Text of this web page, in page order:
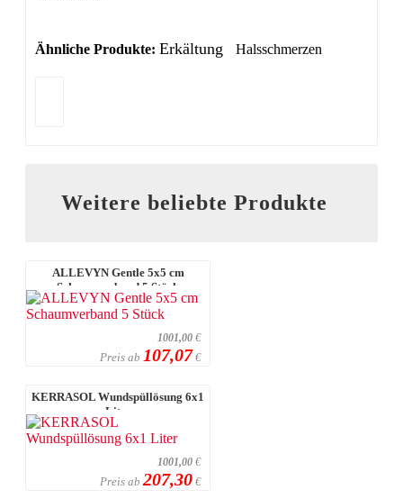
Ähnliche Produkte: Erkältung Halsschmerzen
Weitere beliebte Produkte
ALLEVYN Gentle 5x5 cm
Schaumverband 5 Stück
1001,00 €
Preis ab 107,07 €
KERRASOL Wundspüllösung 6x1
Liter
1001,00 €
Preis ab 207,30 €